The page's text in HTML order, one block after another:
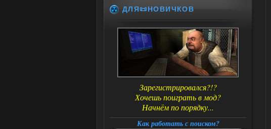
ДЛЯ📜НОВИЧКОВ
Зарегистрировался?!?
Хочешь поиграть в мод?
Начнём по порядку...
Как работать с поиском?